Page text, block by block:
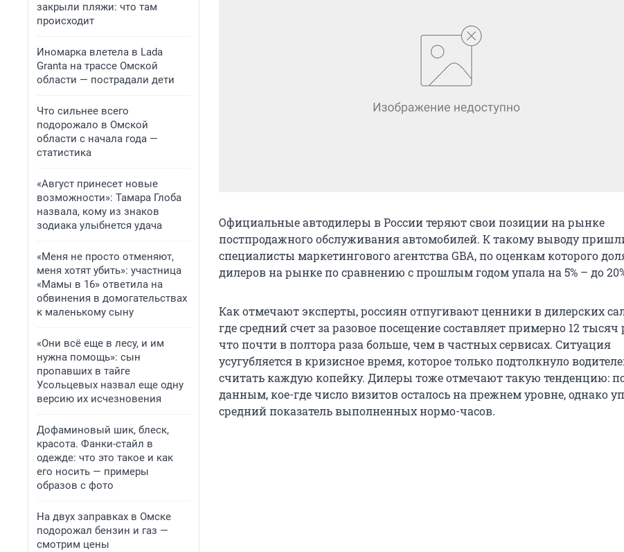
закрыли пляжи: что там
происходит
Иномарка влетела в Lada
Granta на трассе Омской
области — пострадали дети
Что сильнее всего
подорожало в Омской
области с начала года —
статистика
«Август принесет новые
возможности»: Тамара Глоба
назвала, кому из знаков
зодиака улыбнется удача
«Меня не просто отменяют,
меня хотят убить»: участница
«Мамы в 16» ответила на
обвинения в домогательствах
к маленькому сыну
«Они всё еще в лесу, и им
нужна помощь»: сын
пропавших в тайге
Усольцевых назвал еще одну
версию их исчезновения
Дофаминовый шик, блеск,
красота. Фанки-стайл в
одежде: что это такое и как
его носить — примеры
образов с фото
На двух заправках в Омске
подорожал бензин и газ —
смотрим цены
Официальные автодилеры в России теряют свои позиции на рынке
постпродажного обслуживания автомобилей. К такому выводу
специалисты маркетингового агентства GBA, по оценкам которого
дилеров на рынке по сравнению с прошлым годом упала на 5% – до
Как отмечают эксперты, россиян отпугивают ценники в дилерских
где средний счет за разовое посещение составляет примерно 12 тысяч
что почти в полтора раза больше, чем в частных сервисах. Ситуация
усугубляется в кризисное время, которое только подтолкнуло
считать каждую копейку. Дилеры тоже отмечают такую тенденцию:
данным, кое-где число визитов осталось на прежнем уровне, однако
средний показатель выполненных нормо-часов.